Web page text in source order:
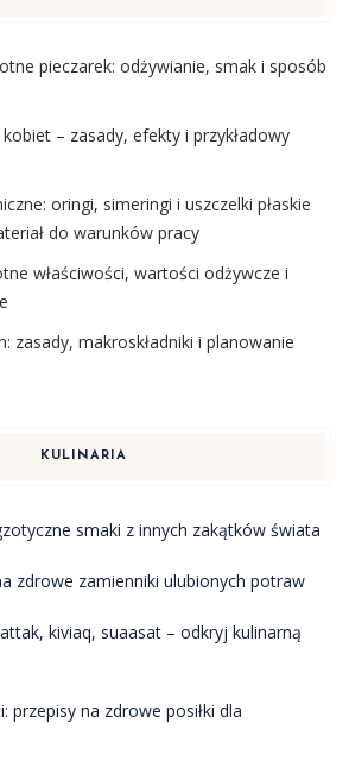
pieczarek: odżywianie, smak i sposób
– zasady, efekty i przykładowy
oringi, simeringi i uszczelki płaskie
do warunków pracy
właściwości, wartości odżywcze i
zasady, makroskładniki i planowanie
KULINARIA
smaki z innych zakątków świata
zdrowe zamienniki ulubionych potraw
kiviaq, suaasat – odkryj kulinarną
przepisy na zdrowe posiłki dla